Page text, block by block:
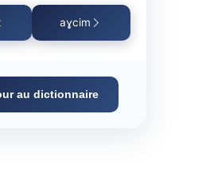
aɣcim
au dictionnaire